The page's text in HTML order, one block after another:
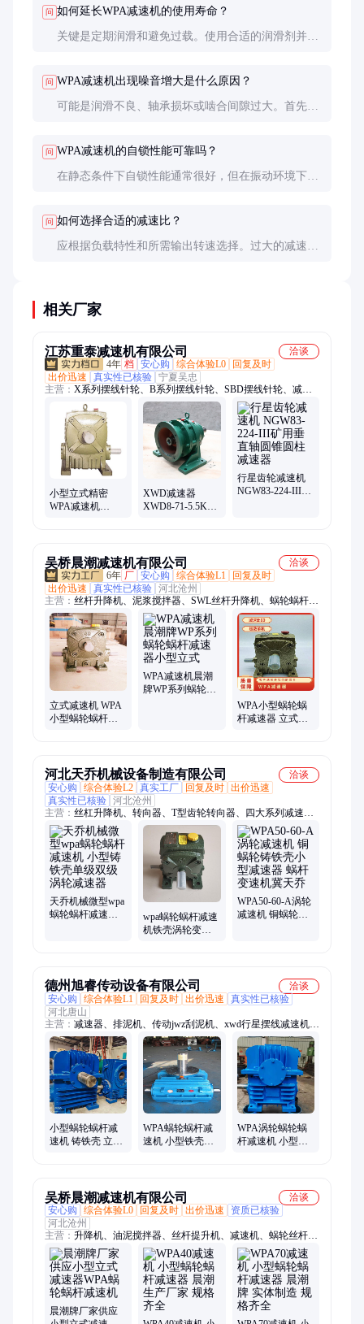
问 如何延长WPA减速机的使用寿命？
关键是定期润滑和避免过载。使用合适的润滑剂并按
问 WPA减速机出现噪音增大是什么原因？
可能是润滑不良、轴承损坏或啮合间隙过大。首先检
问 WPA减速机的自锁性能可靠吗？
在静态条件下自锁性能通常很好，但在振动环境下可
问 如何选择合适的减速比？
应根据负载特性和所需输出转速选择。过大的减速比
相关厂家
江苏重泰减速机有限公司
洽谈
4年 档 安心购 综合体验L0
回复及时
出价迅速
真实性已核验 宁夏吴忠
主营： X系列摆线针轮、B系列摆线针轮、SBD摆线针轮、减速
机、摆线针轮减速机、蜗轮蜗杆减速机、行星减速机、四大系列
减速机、硬齿面减速机、软齿面减速机、P系列行星减速机、齿
轮箱减速机、B系列直交轴减速机、斜齿轮蜗轮蜗杆减速机、
ZJY轴装式硬齿面、H系列硬齿面齿轮箱、外装式电动滚筒、内
装式电动滚筒、滚筒系列
小型立式精密
WPA减速机
XWD减速器
XWD8-71-5.5KW
行星齿轮减速机
NGW83-224-III矿
吴桥晨潮减速机有限公司
洽谈
6年 厂 安心购 综合体验L1
回复及时
出价迅速
真实性已核验 河北沧州
主营： 丝杆升降机、泥浆搅拌器、SWL丝杆升降机、蜗轮蜗杆减
速机、摆线针轮减速机、蜗轮丝杆升降机、WPA减速机、WPO
减速机、WPX减速机、SWL蜗轮丝杆升降机、CWS减速机、
CWU减速机、WHX减速机、WHC减速机、WHS减速机、WPS
减速机、泥浆罐搅拌器、螺旋丝杆升降机、手摇丝杆升降机、电
动丝杆升降机、钻井液搅拌器、泥浆池搅拌器、泥浆搅拌机、
SJA螺旋升降机、JWM丝杆升降机
立式减速机 WPA
小型蜗轮蜗杆减
WPA减速机晨潮
牌WP系列蜗轮蜗
WPA小型蜗轮蜗
杆减速器 立式减
河北天乔机械设备制造有限公司
洽谈
安心购
综合体验L2 真实工厂 回复及时 出价迅速
真实性已核验 河北沧州
主营： 丝杠升降机、转向器、T型齿轮转向器、四大系列减速
机、k系列减速机、R系列减速机、F系列减速机、s系列减速机、
斜齿轮减速机、摆线减速机、蜗轮蜗杆减速机、行星摆线减速
机、RV减速机、齿轮减速机、电炉减速机、螺旋输送机减速
机、包络减速机、HD系列转向器、ARA系列转向器
天乔机械微型wpa
蜗轮蜗杆减速机
wpa蜗轮蜗杆减速
机铁壳涡轮变速
WPA50-60-A涡轮
减速机 铜蜗轮铸
德州旭睿传动设备有限公司
洽谈
安心购
综合体验L1 回复及时 出价迅速
真实性已核验
河北唐山
主营： 减速器、排泥机、传动jwz刮泥机、xwd行星摆线减速机、
升降减速机机、减速机、tpu平面涡轮减速机、斜齿轮减速机、
平面包络减速机、xwed行星减速机、行星摆线减速机、XLD摆
线针轮减速机、立式摆线针轮减速机、二次包络减速机、蜗轮蜗
杆减速机、回转支撑刮泥机减速机、PWS平面包络减速机、圆柱
齿轮减速机、JWZ刮泥机减速机、中心传动减速机、圆柱蜗杆减
速机、刮泥机、SWL丝杆升降机、滚珠丝杆升降机、JWB丝杆升
降机
小型蜗轮蜗杆减
速机 铸铁壳 立式
WPA蜗轮蜗杆减
速机 小型铁壳带
WPA涡轮蜗轮蜗
杆减速机 小型铁
吴桥晨潮减速机有限公司
洽谈
安心购
综合体验L0 回复及时 出价迅速
资质已核验
河北沧州
主营： 升降机、油泥搅拌器、丝杆提升机、减速机、蜗轮丝杆升
降机、石油搅拌器、泥浆搅拌机、钻井液搅拌器、泥浆池搅拌
机、泥浆罐搅拌器、泥浆液搅拌器、石油钻井搅拌器、螺旋丝杆
升降机、手摇丝杆升降机、电动丝杆升降机平台
晨潮牌厂家供应